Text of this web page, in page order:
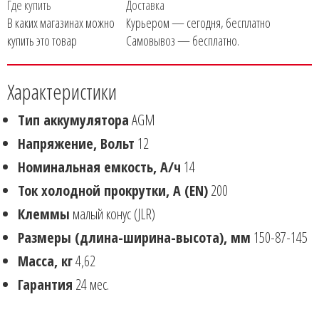
Где купить
В каких магазинах можно
купить это товар
Доставка
Курьером — сегодня, бесплатно
Самовывоз — бесплатно.
Характеристики
Тип аккумулятораAGM
Напряжение, Вольт 12
Номинальная емкость, А/ч 14
Ток холодной прокрутки, А (EN)200
Клеммы малый конус (JLR)
Размеры (длина-ширина-высота), мм 150-87-145
Масса, кг4,62
Гарантия 24 мес.